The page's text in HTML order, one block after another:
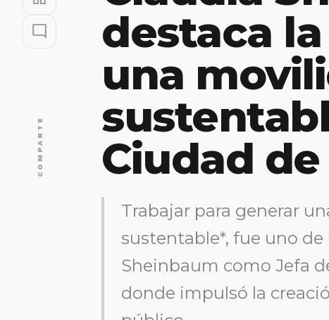
mode_comment
COMPARTE
destaca
una
Ciudad
Trabajar para generar
sustentable*, fue uno
Sheinbaum como Jefa
donde impulsó la